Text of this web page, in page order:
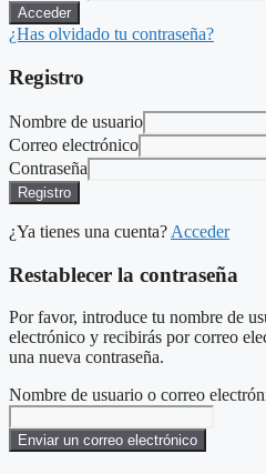
Acceder
¿Has olvidado tu contraseña?
Registro
Nombre de usuario
Correo electrónico
Contraseña
Registro
¿Ya tienes una cuenta? Acceder
Restablecer la contraseña
Por favor, introduce tu nombre de
electrónico y recibirás por correo
una nueva contraseña.
Nombre de usuario o correo
Enviar un correo electrónico